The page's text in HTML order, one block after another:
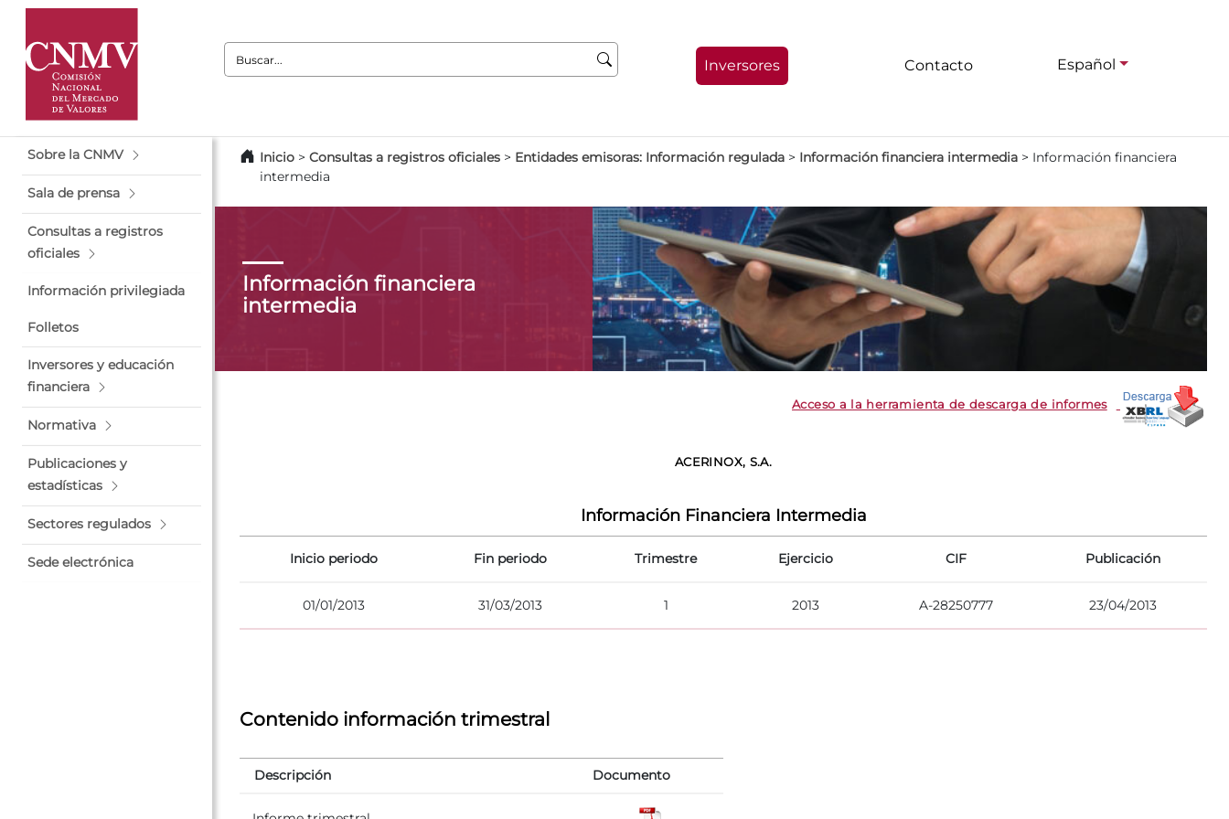
Buscar:
Inversores Contacto Español
Sobre la CNMV
Sala de prensa
Consultas a registros
oficiales
Información privilegiada
Folletos
Inversores y educación
financiera
Normativa
Publicaciones y
estadísticas
Sectores regulados
Sede electrónica
Inicio > Consultas a registros oficiales > Entidades emisoras: Información regulada > Información financiera intermedia > Información financiera
intermedia
Información financiera
intermedia
Acceso a la herramienta de descarga de informes
ACERINOX, S.A.
Información Financiera Intermedia
Inicio periodo Fin periodo Trimestre Ejercicio CIF Publicación
01/01/2013 31/03/2013 1 2013 A-28250777 23/04/2013
Contenido información trimestral
Descripción Documento